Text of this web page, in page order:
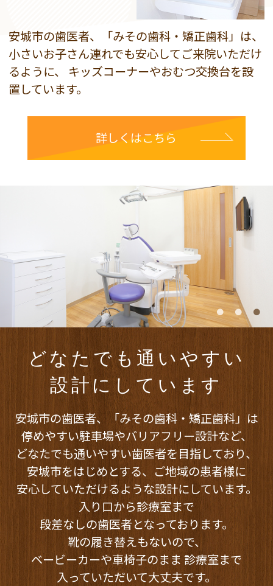
安城市の歯医者、「みその歯科・矯正歯科」は、
小さいお子さん連れでも安心してご来院いただけ
るように、
キッズコーナーやおむつ交換台を設
置しています。
詳しくはこちら
どなたでも通いやすい
設計にしています
安城市の歯医者、「みその歯科・矯正歯科」は
停めやすい駐車場やバリアフリー設計など、
どなたでも通いやすい歯医者を目指しており、
安城市をはじめとする、 ご地域の患者様に
安心していただけるような設計にしています。
入り口から診療室まで
段差なしの歯医者となっております。
靴の履き替えもないので、
ベービーカーや車椅子のまま 診療室まで
入っていただいて大丈夫です。